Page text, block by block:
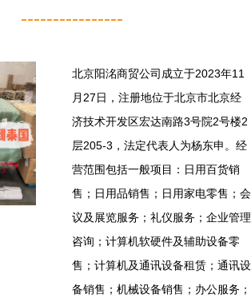
----------------
北京阳洺商贸公司成立于2023年11
月27日，注册地位于北京市北京经
济技术开发区宏达南路3号院2号楼2
层205-3，法定代表人为杨东申。经
营范围包括一般项目：日用百货销
售；日用品销售；日用家电零售；会
议及展览服务；礼仪服务；企业管理
咨询；计算机软硬件及辅助设备零
售；计算机及通讯设备租赁；通讯设
备销售；机械设备销售；办公服务；